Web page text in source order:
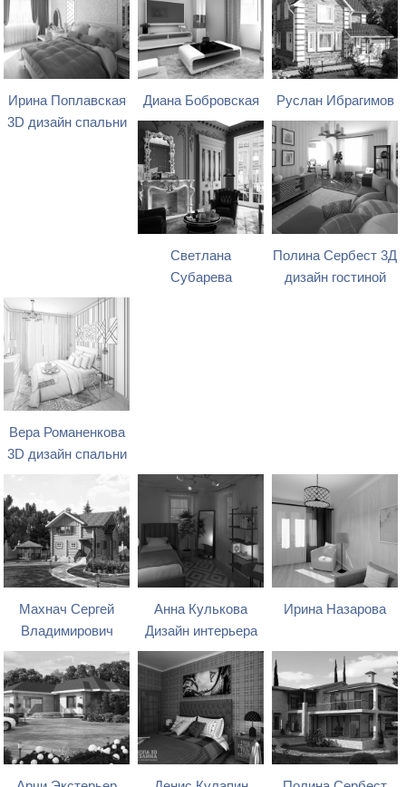
Ирина Поплавская
3D дизайн спальни
Диана Бобровская Руслан Ибрагимов
Светлана
Субарева
Полина Сербест 3Д
дизайн гостиной
Вера Романенкова
3D дизайн спальни
Махнач Сергей
Владимирович
Анна Кулькова
Дизайн интерьера
Ирина Назарова